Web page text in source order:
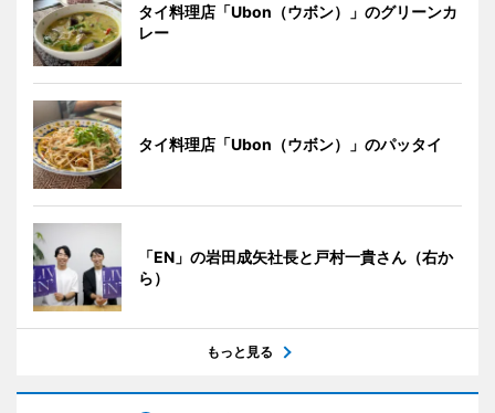
タイ料理店「Ubon（ウボン）」のグリーンカ
レー
タイ料理店「Ubon（ウボン）」のパッタイ
「EN」の岩田成矢社長と戸村一貴さん（右か
ら）
もっと見る